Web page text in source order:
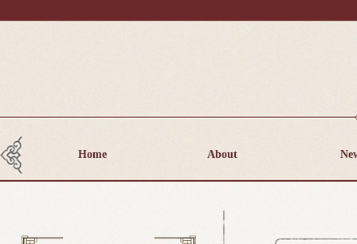
Home About